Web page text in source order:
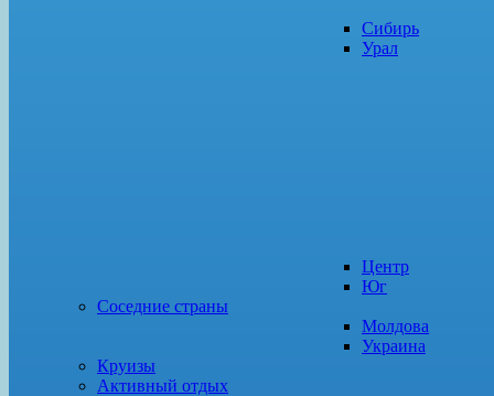
Сибирь
Урал
Центр
Юг
Соседние страны
Молдова
Украина
Круизы
Активный отдых